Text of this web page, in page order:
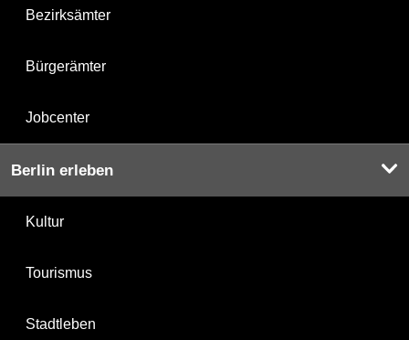
Bezirksämter
Bürgerämter
Jobcenter
Berlin erleben
Kultur
Tourismus
Stadtleben